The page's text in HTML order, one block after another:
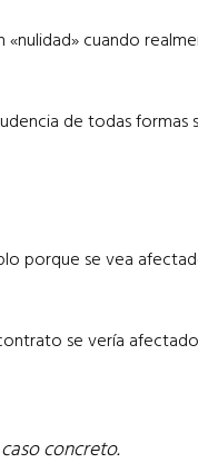
cuando
de todas
porque se vea
se vería
concreto.